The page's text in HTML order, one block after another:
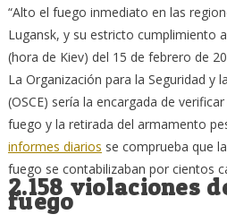
“Alto el fuego inmediato en las
Lugansk, y su estricto cumplimiento
(hora de Kiev) del 15 de febrero de
La Organización para la Seguridad y
(OSCE) sería la encargada de
fuego y la retirada del armamento
informes diarios se comprueba que
fuego se contabilizaban por cientos
2.158 violaciones
fuego